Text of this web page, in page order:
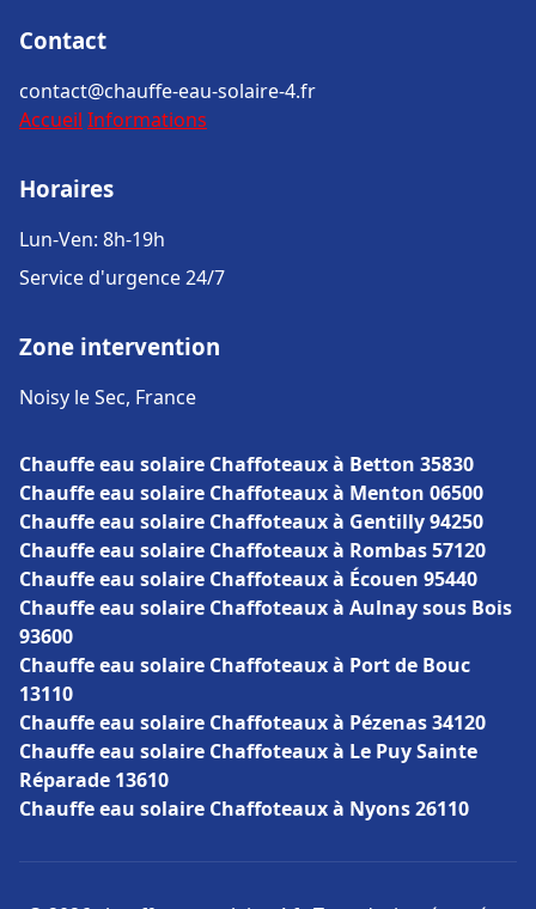
Contact
contact@chauffe-eau-solaire-4.fr
Accueil Informations
Horaires
Lun-Ven: 8h-19h
Service d'urgence 24/7
Zone intervention
Noisy le Sec, France
Chauffe eau solaire Chaffoteaux à Betton 35830
Chauffe eau solaire Chaffoteaux à Menton 06500
Chauffe eau solaire Chaffoteaux à Gentilly 94250
Chauffe eau solaire Chaffoteaux à Rombas 57120
Chauffe eau solaire Chaffoteaux à Écouen 95440
Chauffe eau solaire Chaffoteaux à Aulnay sous Bois
93600
Chauffe eau solaire Chaffoteaux à Port de Bouc
13110
Chauffe eau solaire Chaffoteaux à Pézenas 34120
Chauffe eau solaire Chaffoteaux à Le Puy Sainte
Réparade 13610
Chauffe eau solaire Chaffoteaux à Nyons 26110